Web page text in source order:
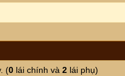
(0 lái chính và 2 lái phụ)